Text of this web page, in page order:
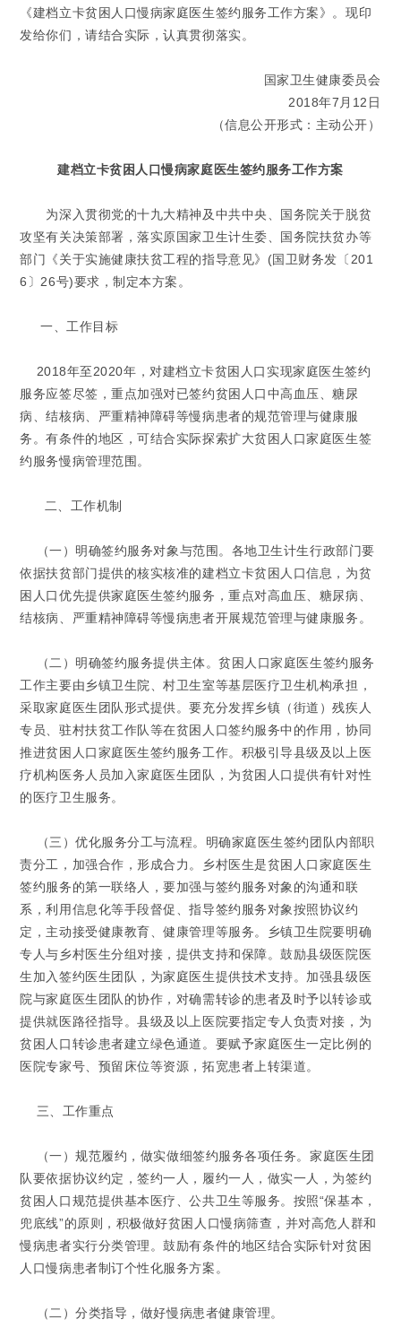
《建档立卡贫困人口慢病家庭医生签约服务工作方案》。现印
发给你们，请结合实际，认真贯彻落实。
国家卫生健康委员会
2018年7月12日
（信息公开形式：主动公开）
建档立卡贫困人口慢病家庭医生签约服务工作方案
为深入贯彻党的十九大精神及中共中央、国务院关于脱贫
攻坚有关决策部署，落实原国家卫生计生委、国务院扶贫办等
部门《关于实施健康扶贫工程的指导意见》(国卫财务发〔201
6〕26号)要求，制定本方案。
一、工作目标
2018年至2020年，对建档立卡贫困人口实现家庭医生签约
服务应签尽签，重点加强对已签约贫困人口中高血压、糖尿
病、结核病、严重精神障碍等慢病患者的规范管理与健康服
务。有条件的地区，可结合实际探索扩大贫困人口家庭医生签
约服务慢病管理范围。
二、工作机制
（一）明确签约服务对象与范围。 各地卫生计生行政部门要
依据扶贫部门提供的核实核准的建档立卡贫困人口信息，为贫
困人口优先提供家庭医生签约服务，重点对高血压、糖尿病、
结核病、严重精神障碍等慢病患者开展规范管理与健康服务。
（二）明确签约服务提供主体。贫困人口家庭医生签约服务
工作主要由乡镇卫生院、村卫生室等基层医疗卫生机构承担，
采取家庭医生团队形式提供。要充分发挥乡镇（街道）残疾人
专员、驻村扶贫工作队等在贫困人口签约服务中的作用，协同
推进贫困人口家庭医生签约服务工作。积极引导县级及以上医
疗机构医务人员加入家庭医生团队，为贫困人口提供有针对性
的医疗卫生服务。
（三）优化服务分工与流程。 明确家庭医生签约团队内部职
责分工，加强合作，形成合力。乡村医生是贫困人口家庭医生
签约服务的第一联络人，要加强与签约服务对象的沟通和联
系，利用信息化等手段督促、指导签约服务对象按照协议约
定，主动接受健康教育、健康管理等服务。乡镇卫生院要明确
专人与乡村医生分组对接，提供支持和保障。鼓励县级医院医
生加入签约医生团队，为家庭医生提供技术支持。加强县级医
院与家庭医生团队的协作，对确需转诊的患者及时予以转诊或
提供就医路径指导。县级及以上医院要指定专人负责对接，为
贫困人口转诊患者建立绿色通道。要赋予家庭医生一定比例的
医院专家号、预留床位等资源，拓宽患者上转渠道。
三、工作重点
（一）规范履约，做实做细签约服务各项任务。家庭医生团
队要依据协议约定，签约一人，履约一人，做实一人，为签约
贫困人口规范提供基本医疗、公共卫生等服务。按照“保基本，
兜底线”的原则，积极做好贫困人口慢病筛查，并对高危人群和
慢病患者实行分类管理。鼓励有条件的地区结合实际针对贫困
人口慢病患者制订个性化服务方案。
（二）分类指导，做好慢病患者健康管理。